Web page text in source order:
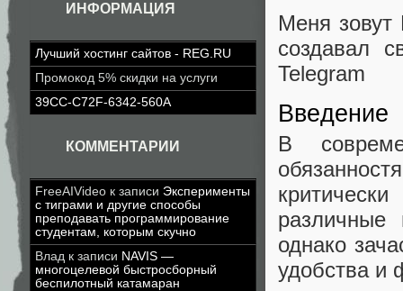
ИНФОРМАЦИЯ
Лучший хостинг сайтов - REG.RU
Промокод 5% скидки на услуги
39CC-C72F-6342-560A
КОММЕНТАРИИ
FreeAIVideo к записи Эксперименты
с тиграми и другие способы
преподавать программирование
студентам, которым скучно
Влад к записи NAVIS —
многоцелевой быстросборный
беспилотный катамаран
Меня зовут
создавал
Telegram
Введение
В
различные
однако
удобства и